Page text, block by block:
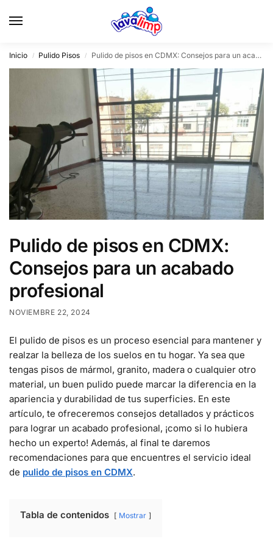
Inicio / Pulido Pisos / Pulido de pisos en CDMX: Consejos para un acabado profesional
Pulido de pisos en CDMX:
Consejos para un acabado
profesional
NOVIEMBRE 22, 2024
El pulido de pisos es un proceso esencial para mantener y
realzar la belleza de los suelos en tu hogar. Ya sea que
tengas pisos de mármol, granito, madera o cualquier otro
material, un buen pulido puede marcar la diferencia en la
apariencia y durabilidad de tus superficies. En este
artículo, te ofreceremos consejos detallados y prácticos
para lograr un acabado profesional, ¡como si lo hubiera
hecho un experto! Además, al final te daremos
recomendaciones para que encuentres el servicio ideal
de pulido de pisos en CDMX.
Tabla de contenidos Mostrar